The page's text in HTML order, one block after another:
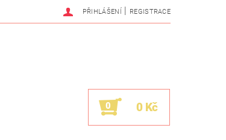
PŘIHLÁŠENÍ | REGISTRACE
0 0 Kč